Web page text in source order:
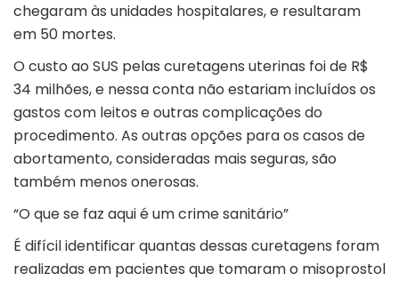
chegaram às unidades hospitalares, e resultaram
em 50 mortes.
O custo ao SUS pelas curetagens uterinas foi de R$
34 milhões, e nessa conta não estariam incluídos os
gastos com leitos e outras complicações do
procedimento. As outras opções para os casos de
abortamento, consideradas mais seguras, são
também menos onerosas.
“O que se faz aqui é um crime sanitário”
É difícil identificar quantas dessas curetagens foram
realizadas em pacientes que tomaram o misoprostol